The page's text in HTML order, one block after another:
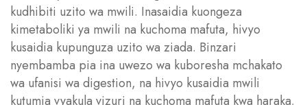
kudhibiti uzito wa mwili. Inasaidia kuongeza
kimetaboliki ya mwili na kuchoma mafuta, hivyo
kusaidia kupunguza uzito wa ziada. Binzari
nyembamba pia ina uwezo wa kuboresha mchakato
wa ufanisi wa digestion, na hivyo kusaidia mwili
kutumia vyakula vizuri na kuchoma mafuta kwa haraka.